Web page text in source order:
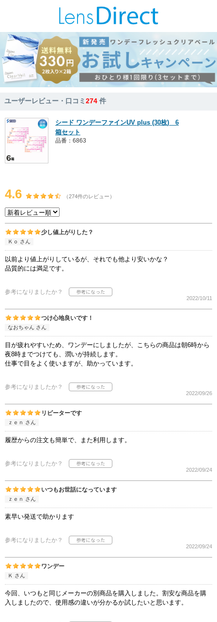
ユーザーレビュー・口コミ274 件
シード ワンデーファインUV plus (30枚) 6
箱セット
品番：6863
4.6 （274件のレビュー）
少し値上がりした？
Ｋｏ さん
以前より値上がりしているが、それでも他より安いかな？
品質的には満足です。
参考になりましたか？
2022/10/11
つけ心地良いです！
なおちゃん さん
目が疲れやすいため、ワンデーにしましたが、こちらの商品は朝6時から
夜8時までつけても、潤いが持続します。
仕事で目をよく使いますが、助かっています。
参考になりましたか？
2022/09/26
リピーターです
ｚｅｎ さん
履歴からの注文も簡単で、また利用します。
参考になりましたか？
2022/09/24
いつもお世話になっています
ｚｅｎ さん
素早い発送で助かります
参考になりましたか？
2022/09/24
ワンデー
Ｋ さん
今回、いつもと同じメーカーの別商品を購入しました。割安な商品を購
入しましたので、使用感の違いが分かるか試したいと思います。